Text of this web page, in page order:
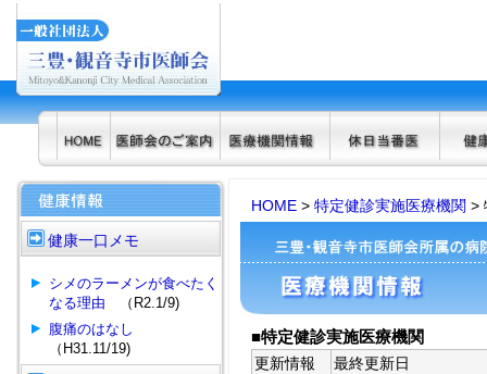
健康一口メモ
シメのラーメンが食べたく
なる理由 （R2.1/9)
腹痛のはなし
（H31.11/19)
HOME > 特定健診実施医療機関 >
■特定健診実施医療機関
更新情報 最終更新日